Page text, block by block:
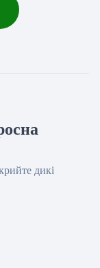
дикі